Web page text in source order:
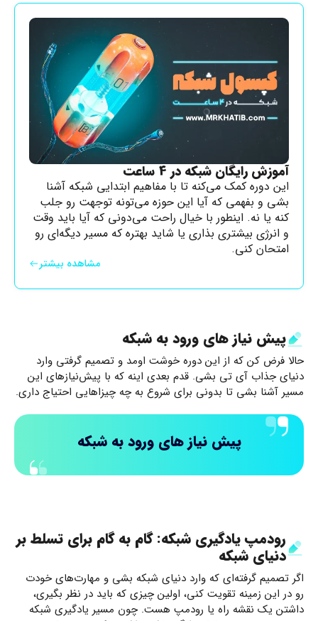
آموزش رایگان شبکه در 4 ساعت
این دوره کمک می‌کنه تا با مفاهیم ابتدایی شبکه آشنا
بشی و بفهمی که آیا این حوزه می‌تونه توجهت رو جلب
کنه یا نه. اینطور با خیال راحت می‌دونی که آیا باید وقت
و انرژی بیشتری بذاری یا شاید بهتره که مسیر دیگه‌ای رو
امتحان کنی.
مشاهده بیشتر
پیش نیاز های ورود به شبکه
حالا فرض کن که از این دوره خوشت اومد و تصمیم گرفتی وارد
دنیای جذاب آی تی بشی. قدم بعدی اینه که با پیش‌نیازهای این
مسیر آشنا بشی تا بدونی برای شروع به چه چیزاهایی احتیاج داری.
پیش نیاز های ورود به شبکه
رودمپ یادگیری شبکه: گام به گام برای تسلط بر
دنیای شبکه
اگر تصمیم گرفته‌ای که وارد دنیای شبکه بشی و مهارت‌های خودت
رو در این زمینه تقویت کنی، اولین چیزی که باید در نظر بگیری،
داشتن یک نقشه راه یا رودمپ هست. چون مسیر یادگیری شبکه